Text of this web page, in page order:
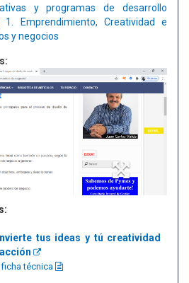
y programas de desarrollo
1. Emprendimiento, Creatividad e
y negocios
tus ideas y tú creatividad
ficha técnica